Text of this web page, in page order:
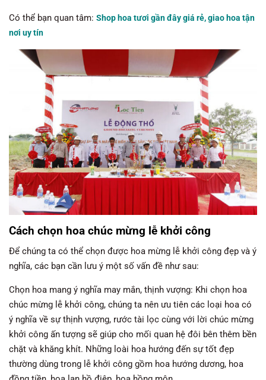
Có thể bạn quan tâm: Shop hoa tươi gần đây giá rẻ, giao hoa tận
nơi uy tín
Cách chọn hoa chúc mừng lễ khởi công
Để chúng ta có thể chọn được hoa mừng lễ khởi công đẹp và ý
nghĩa, các bạn cần lưu ý một số vấn đề như sau:
Chọn hoa mang ý nghĩa may mắn, thịnh vượng: Khi chọn hoa
chúc mừng lễ khởi công, chúng ta nên ưu tiên các loại hoa có
ý nghĩa về sự thịnh vượng, rước tài lọc cùng với lời chúc mừng
khởi công ấn tượng sẽ giúp cho mối quan hệ đôi bên thêm bền
chặt và khăng khít. Những loài hoa hướng đến sự tốt đẹp
thường dùng trong lễ khởi công gồm hoa hướng dương, hoa